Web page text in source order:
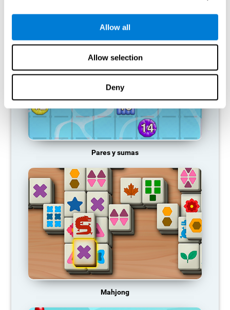
Allow all
Allow selection
Deny
JUEGOS RECOMENDADOS
Pares y sumas
Mahjong